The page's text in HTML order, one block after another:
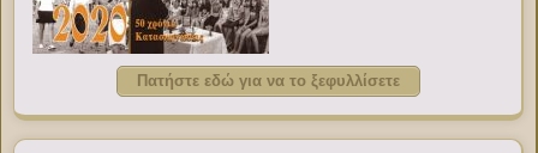
Πατήστε εδώ για να το ξεφυλλίσετε